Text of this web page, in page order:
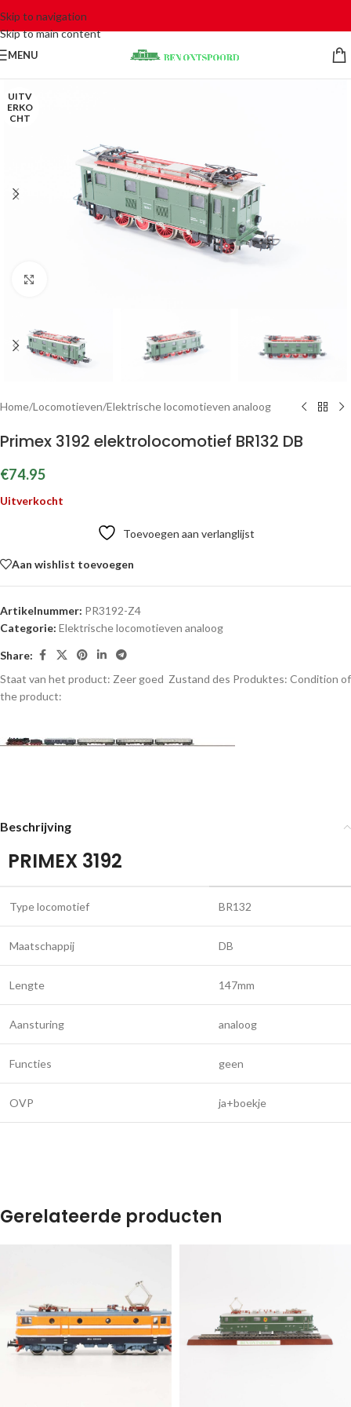
Skip to navigation
Skip to main content
MENU
UITV
ERKO
CHT
Home/Locomotieven/Elektrische locomotieven analoog
Primex 3192 elektrolocomotief BR132 DB
€74.95
Uitverkocht
Toevoegen aan verlanglijst
Aan wishlist toevoegen
Artikelnummer: PR3192-Z4
Categorie: Elektrische locomotieven analoog
Share:
Staat van het product: Zeer goed Zustand des Produktes: Condition of
the product:
Beschrijving
PRIMEX 3192
Type locomotief BR132
Maatschappij DB
Lengte 147mm
Aansturing analoog
Functies geen
OVP ja+boekje
Gerelateerde producten